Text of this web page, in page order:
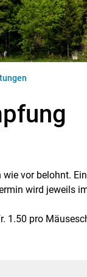
vor belohnt.
wird jeweils
1.50 pro